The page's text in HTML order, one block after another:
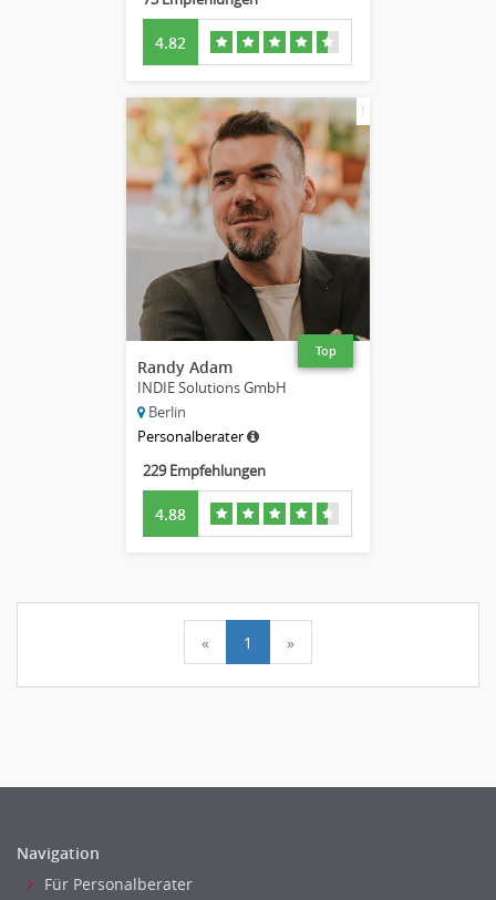
4.82
!
Top
Randy Adam
INDIE Solutions GmbH
Berlin
Personalberater
229 Empfehlungen
4.88
« 1 »
Navigation
Für Personalberater